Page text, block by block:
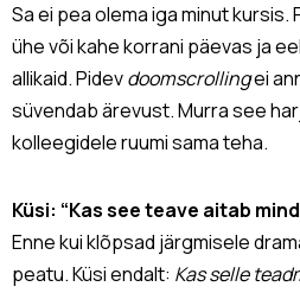
Sa ei pea olema iga minut
ühe või kahe korrani päevas ja
allikaid. Pidevdoomscrollingei
süvendab ärevust. Murra see
kolleegidele ruumi sama teha.
Küsi: “Kas see teave aitab
Enne kui klõpsad järgmisele
peatu. Küsi endalt: Kas selle